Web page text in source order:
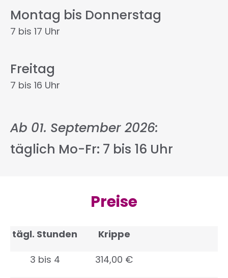
Montag bis Donnerstag
7 bis 17 Uhr
Freitag
7 bis 16 Uhr
Ab 01. September 2026:
täglich Mo-Fr: 7 bis 16 Uhr
Preise
tägl. Stunden
Krippe
3 bis 4
314,00 €